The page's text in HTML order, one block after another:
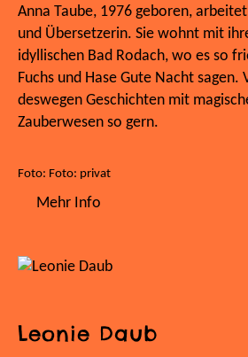
Anna Taube, 1976 geboren,
und Übersetzerin. Sie wohnt mit
idyllischen Bad Rodach, wo es so
Fuchs und Hase Gute Nacht sagen.
deswegen Geschichten mit
Zauberwesen so gern.
Foto: Foto: privat
Mehr Info
Leonie Daub